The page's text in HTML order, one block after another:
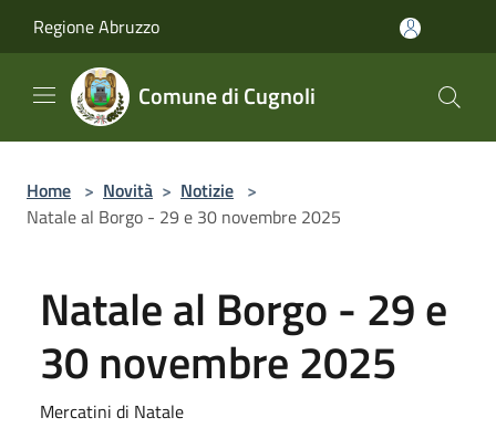
Regione Abruzzo
Comune di Cugnoli
Home > Novità > Notizie >
Natale al Borgo - 29 e 30 novembre 2025
Natale al Borgo - 29 e
30 novembre 2025
Mercatini di Natale